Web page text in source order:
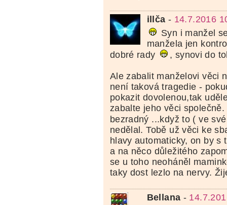
illča - 14.7.2016
Syn i manžel
manžela jen
dobré rady
, synovi do
Ale zabalit manželovi věci
není taková tragedie -
pokazit dovolenou,tak
zabalte jeho věci
bezradný ...když to ( ve
nedělal. Tobě už věci ke
hlavy automaticky, on by s
a na něco důležitého
se u toho neoháněl
taky dost lezlo na nervy.
Bellana -